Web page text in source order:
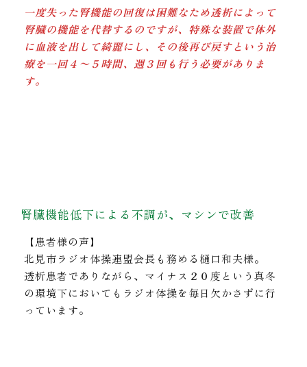
一度失った腎機能の回復は困難なため透析によって
腎臓の機能を代替するのですが、特殊な装置で体外
に血液を出して綺麗にし、その後再び戻すという治
療を一回４〜５時間、週３回も行う必要がありま
す。
腎臓機能低下による不調が、マシンで改善
【患者様の声】
北見市ラジオ体操連盟会長も務める樋口和夫様。
透析患者でありながら、マイナス２０度という真冬
の環境下においてもラジオ体操を毎日欠かさずに行
っています。